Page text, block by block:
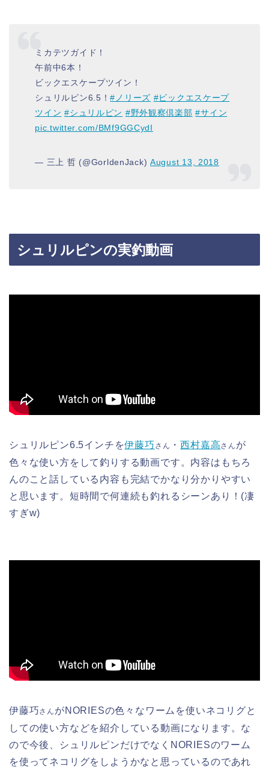
ミカテツガイド！
午前中6本！
ビックエスケープツイン！
シュリルピン6.5！#ノリーズ #ビックエスケープ
ツイン #シュリルピン #野外観察倶楽部 #サイン
pic.twitter.com/BMf9GGCydI
— 三上 哲 (@GorldenJack)August 13, 2018
シュリルピンの実釣動画
シュリルピン6.5インチを伊藤巧 さん ・ 西村嘉高さん が
色々な使い方をして釣りする動画です。内容はもちろ
んのこと話している内容も完結でかなり分かりやすい
と思います。短時間で何連続も釣れるシーンあり！(凄
すぎw)
伊藤巧さん がNORIESの色々なワームを使いネコリグと
しての使い方などを紹介している動画になります。な
ので今後、シュリルピンだけでなくNORIESのワーム
を使ってネコリグをしようかなと思っているのであれ